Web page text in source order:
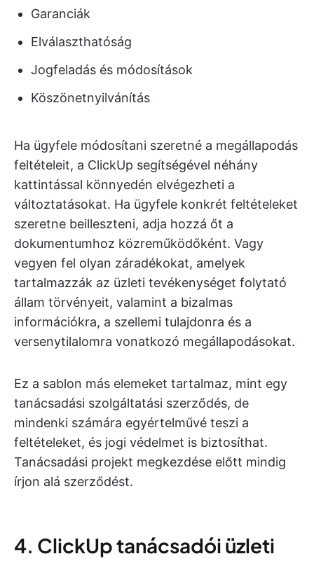
Garanciák
Elválaszthatóság
Jogfeladás és módosítások
Köszönetnyilvánítás
Ha ügyfele módosítani szeretné a megállapodás
feltételeit, a ClickUp segítségével néhány
kattintással könnyedén elvégezheti a
változtatásokat. Ha ügyfele konkrét feltételeket
szeretne beilleszteni, adja hozzá őt a
dokumentumhoz közreműködőként. Vagy
vegyen fel olyan záradékokat, amelyek
tartalmazzák az üzleti tevékenységet folytató
állam törvényeit, valamint a bizalmas
információkra, a szellemi tulajdonra és a
versenytilalomra vonatkozó megállapodásokat.
Ez a sablon más elemeket tartalmaz, mint egy
tanácsadási szolgáltatási szerződés, de
mindenki számára egyértelművé teszi a
feltételeket, és jogi védelmet is biztosíthat.
Tanácsadási projekt megkezdése előtt mindig
írjon alá szerződést.
4. ClickUp tanácsadói üzleti